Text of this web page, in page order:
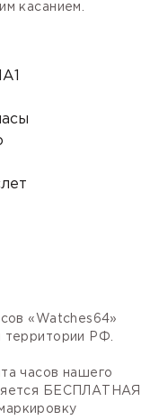
касанием.
«Watches64»
территории РФ.
часов нашего
БЕСПЛАТНАЯ